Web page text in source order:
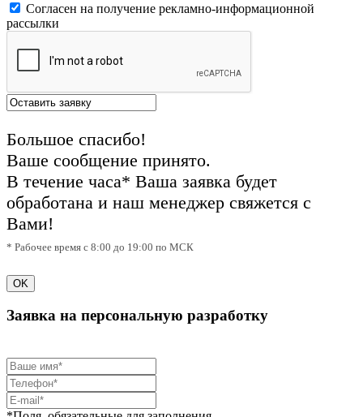
Согласен на получение рекламно-информационной
рассылки
Большое спасибо!
Ваше сообщение принято.
В течение часа* Ваша заявка будет
обработана и наш менеджер свяжется с
Вами!
* Рабочее время с 8:00 до 19:00 по МСК
OK
Заявка на персональную разработку